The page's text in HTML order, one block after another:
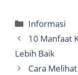
Categories
Informasi
10 Manfaat
Lebih Baik
Cara